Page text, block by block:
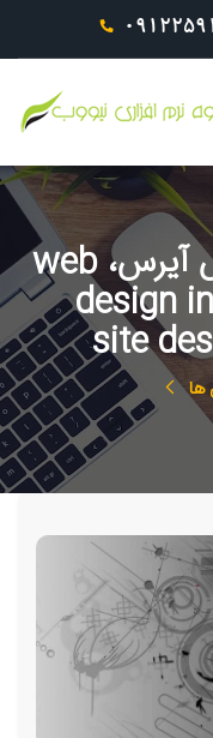
طراحی سایت در بوئنوس آیرس، web
design
site
ها